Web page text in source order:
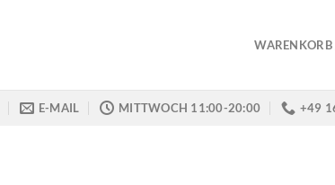
WARENKORB
E-MAIL MITTWOCH 11:00-20:00 +49